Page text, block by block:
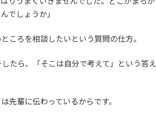
でしょうか」
ころを相談したいという質問の仕方。
たら、「そこは自分で考えて」という答
先輩に伝わっているからです。